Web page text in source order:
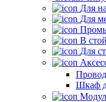
Для
Для
В
Для
Шкаф